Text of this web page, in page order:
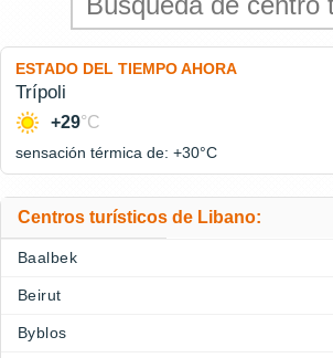
ESTADO DEL TIEMPO AHORA
Trípoli
+29°C
sensación térmica de: +30°C
Centros turísticos de Libano:
Baalbek
Beirut
Byblos